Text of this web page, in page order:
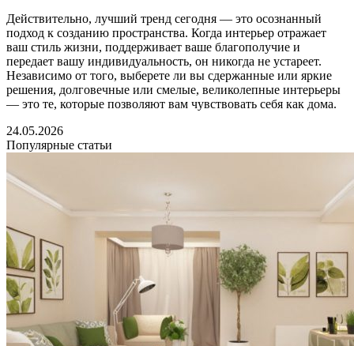
Действительно, лучший тренд сегодня — это осознанный
подход к созданию пространства. Когда интерьер отражает
ваш стиль жизни, поддерживает ваше благополучие и
передает вашу индивидуальность, он никогда не устареет.
Независимо от того, выберете ли вы сдержанные или яркие
решения, долговечные или смелые, великолепные интерьеры
— это те, которые позволяют вам чувствовать себя как дома.
24.05.2026
Популярные статьи